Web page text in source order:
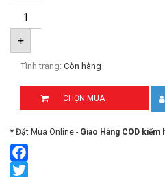
+
Tình trạng: Còn hàng
CHỌN MUA
* Đặt Mua Online - Giao Hàng COD kiểm
Facebook